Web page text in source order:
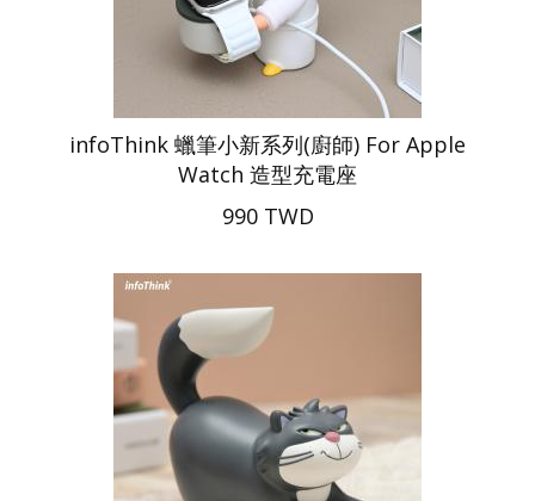
infoThink 蠟筆小新系列(廚師) For Apple
Watch 造型充電座
990 TWD